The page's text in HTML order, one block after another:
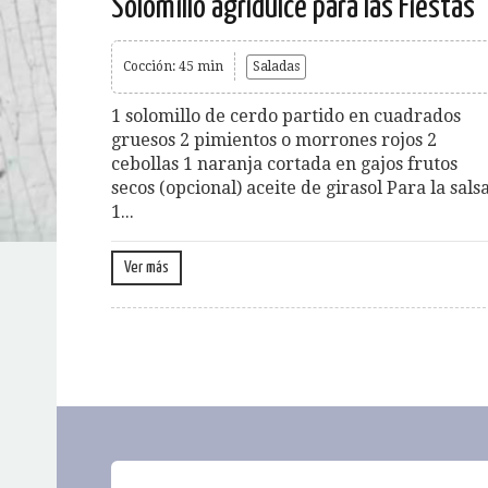
Solomillo agridulce para las Fiestas
Cocción: 45 min Saladas
1 solomillo de cerdo partido en cuadrados
gruesos 2 pimientos o morrones rojos 2
cebollas 1 naranja cortada en gajos frutos
secos (opcional) aceite de girasol Para la
1...
Ver más